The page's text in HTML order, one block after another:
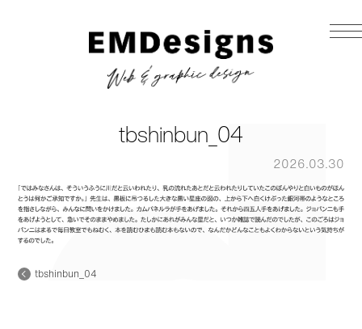
tbshinbun_04
2026.03.30
tbshinbun_04